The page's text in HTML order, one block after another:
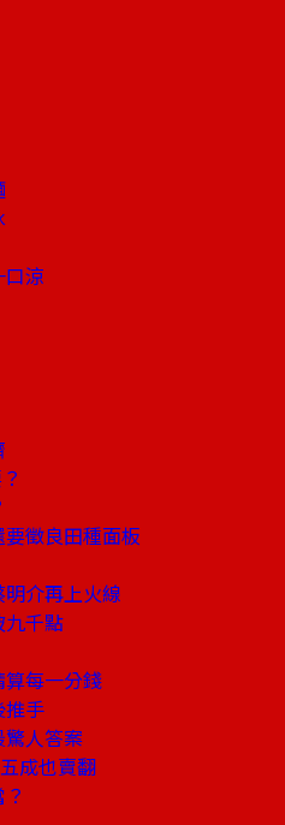
涼
徵良田種面板
介再上火線
九千點
每一分錢
推手
人答案
成也賣翻